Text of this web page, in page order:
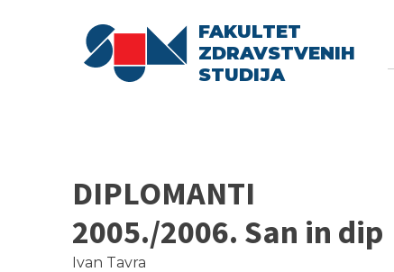
FAKULTET
ZDRAVSTVENIH
STUDIJA
DIPLOMANTI
2005./2006. San in dip
Ivan Tavra